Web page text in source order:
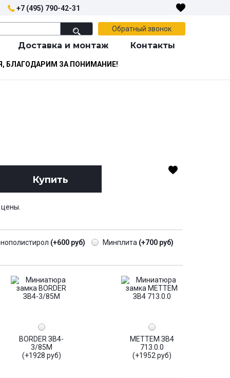
+7 (495) 790-42-31
Обратный звонок
Доставка и монтаж Контакты
БЛАГОДАРИМ ЗА ПОНИМАНИЕ!
Купить
(+600 руб) Минплита (+700 руб)
BORDER ЗВ4-
3/85М
(+1928 руб)
МЕТТЕМ ЗВ4
713.0.0
(+1952 руб)